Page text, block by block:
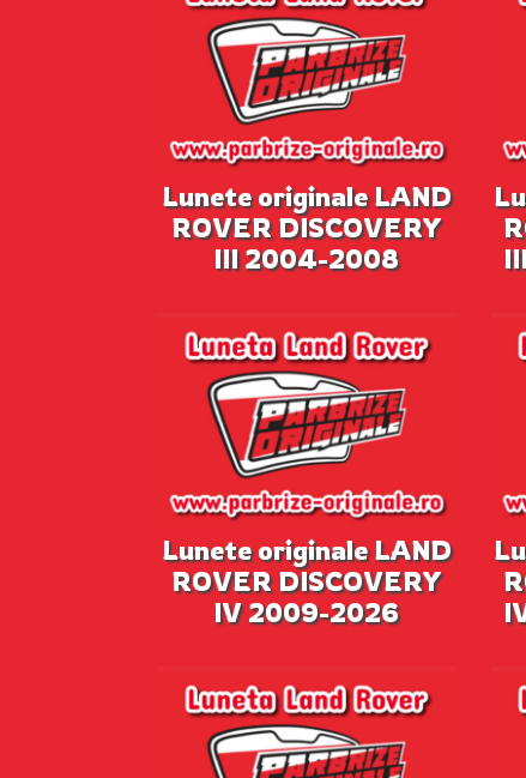
Lunete originale LAND
ROVER DISCOVERY
III 2004-2008
Lunete originale LAND
ROVER DISCOVERY
IV 2009-2026